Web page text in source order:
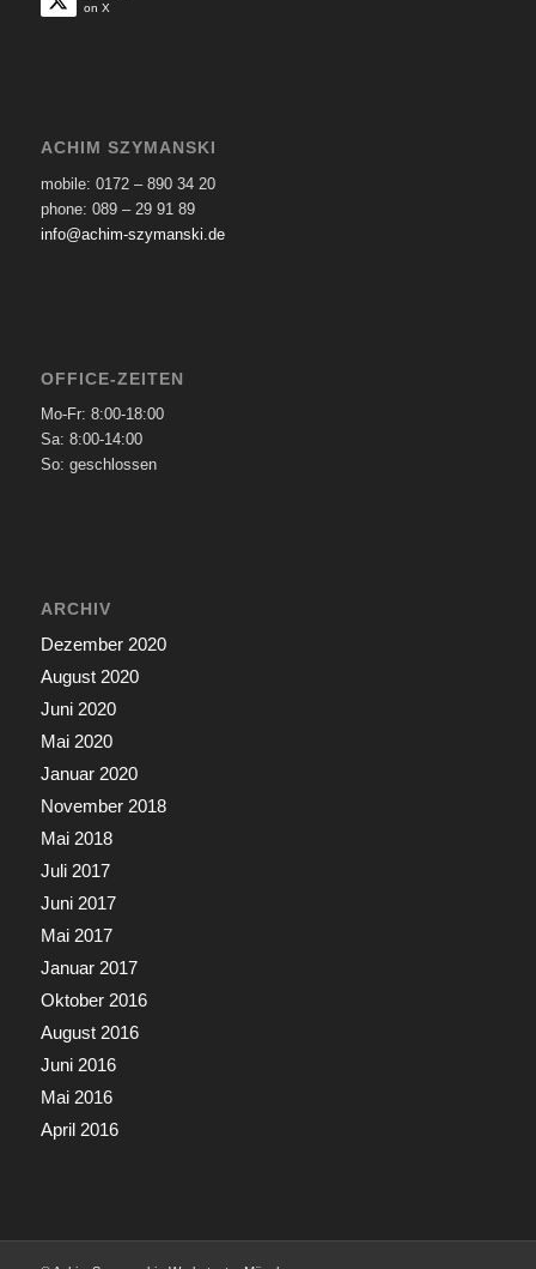
on X
ACHIM SZYMANSKI
mobile: 0172 – 890 34 20
phone: 089 – 29 91 89
info@achim-szymanski.de
OFFICE-ZEITEN
Mo-Fr: 8:00-18:00
Sa: 8:00-14:00
So: geschlossen
ARCHIV
Dezember 2020
August 2020
Juni 2020
Mai 2020
Januar 2020
November 2018
Mai 2018
Juli 2017
Juni 2017
Mai 2017
Januar 2017
Oktober 2016
August 2016
Juni 2016
Mai 2016
April 2016